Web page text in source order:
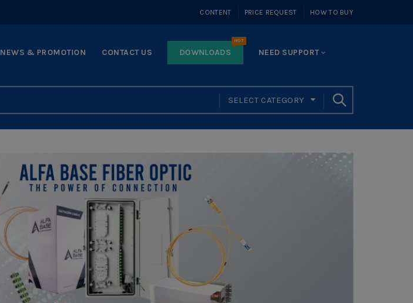
CONTENT PRICE REQUEST HOW TO BUY
NEWS & PROMOTION CONTACT US DOWNLOADS
HOT
NEED SUPPORT
SELECT CATEGORY